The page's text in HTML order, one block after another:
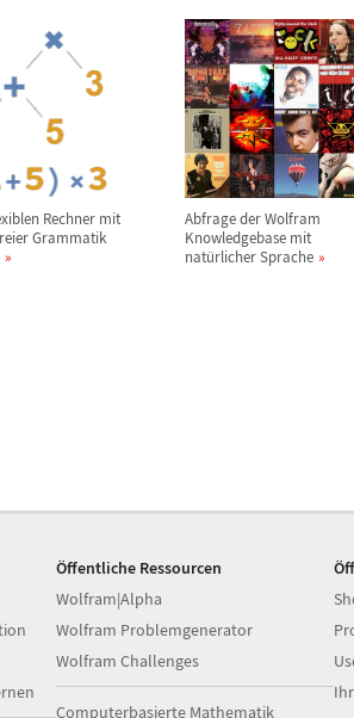
Rechner mit
Grammatik
Abfrage der Wolfram
Knowledgebase mit
natürlicher Sprache
Öffentliche Ressourcen
Wolfram|Alpha
Wolfram Problemgenerator
Wolfram Challenges
Computerbasierte Mathematik